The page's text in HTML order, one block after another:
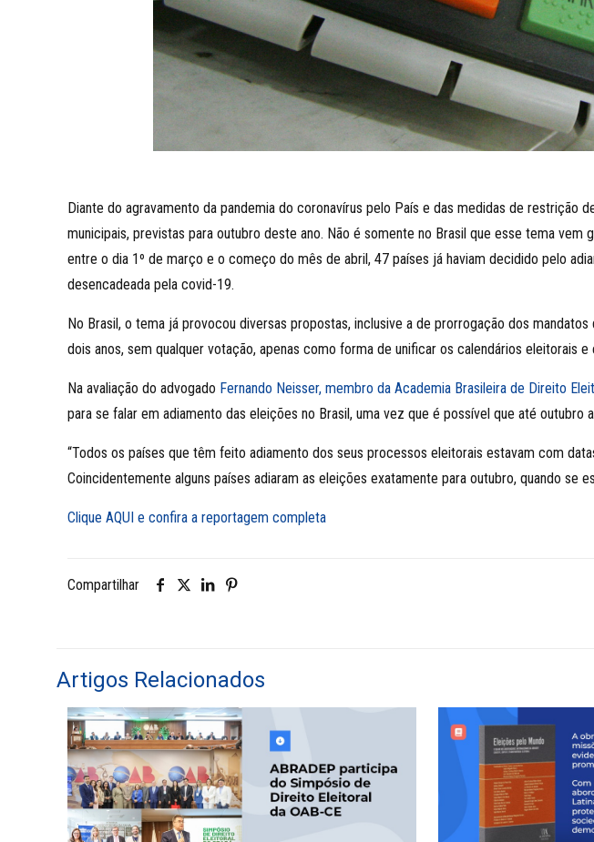
Diante do agravamento da pandemia do coronavírus pelo País e das medidas de
municipais, previstas para outubro deste ano. Não é somente no Brasil que esse tema
entre o dia 1º de março e o começo do mês de abril, 47 países já haviam decidido pelo
desencadeada pela covid-19.
No Brasil, o tema já provocou diversas propostas, inclusive a de prorrogação dos
dois anos, sem qualquer votação, apenas como forma de unificar os calendários eleitorais
Na avaliação do advogado Fernando Neisser, membro da Academia Brasileira de Direito
para se falar em adiamento das eleições no Brasil, uma vez que é possível que até outubro
“Todos os países que têm feito adiamento dos seus processos eleitorais estavam com
Coincidentemente alguns países adiaram as eleições exatamente para outubro, quando se
Clique AQUI e confira a reportagem completa
Compartilhar
Artigos Relacionados